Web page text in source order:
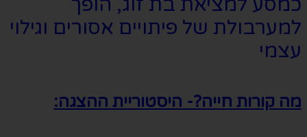
כמסע למציאת בת זוג, הופך
למערבולת של פיתויים אסורים וגילוי
עצמי
מה קורות חייה?- היסטוריית ההצגה: